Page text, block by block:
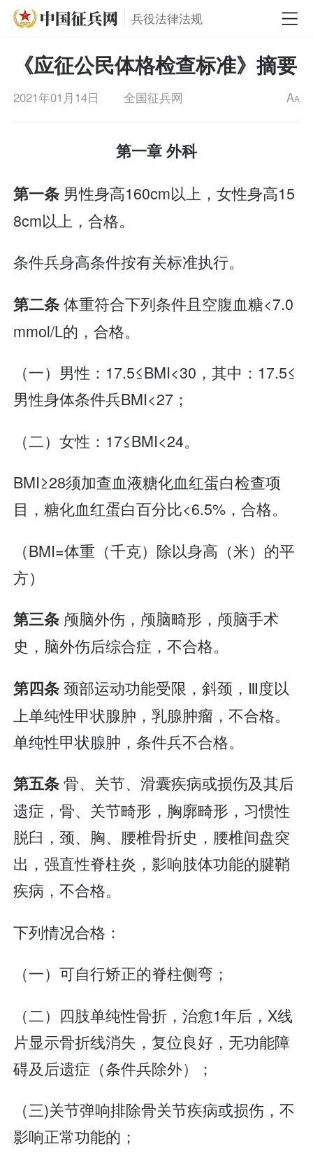
兵役法律法规
《应征公民体格检查标准》摘要
2021年01月14日 全国征兵网 AA
第一章 外科
第一条 男性身高160cm以上，女性身高15
8cm以上，合格。
条件兵身高条件按有关标准执行。
第二条体重符合下列条件且空腹血糖<7.0
mmol/L的，合格。
（一）男性：17.5≤BMI<30，其中：17.5≤
男性身体条件兵BMI<27；
（二）女性：17≤BMI<24。
BMI≥28须加查血液糖化血红蛋白检查项
目，糖化血红蛋白百分比<6.5%，合格。
（BMI=体重（千克）除以身高（米）的平
方）
第三条 颅脑外伤，颅脑畸形，颅脑手术
史，脑外伤后综合症，不合格。
第四条颈部运动功能受限，斜颈，Ⅲ度以
上单纯性甲状腺肿，乳腺肿瘤，不合格。
单纯性甲状腺肿，条件兵不合格。
第五条骨、关节、滑囊疾病或损伤及其后
遗症，骨、关节畸形，胸廓畸形，习惯性
脱臼，颈、胸、腰椎骨折史，腰椎间盘突
出，强直性脊柱炎，影响肢体功能的腱鞘
疾病，不合格。
下列情况合格：
（一）可自行矫正的脊柱侧弯；
（二）四肢单纯性骨折，治愈1年后，X线
片显示骨折线消失，复位良好，无功能障
碍及后遗症（条件兵除外）；
（三)关节弹响排除骨关节疾病或损伤，不
影响正常功能的；